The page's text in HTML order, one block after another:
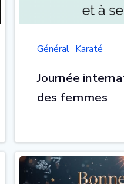
Général Karaté
Journée
des femmes